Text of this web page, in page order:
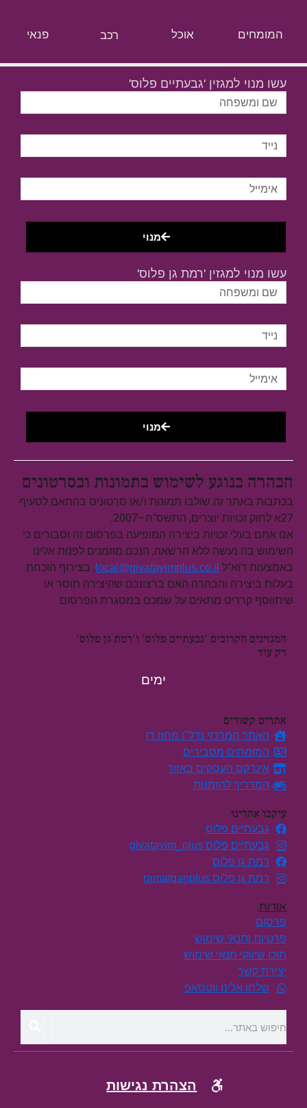
המומחים אוכל רכב פנאי
עשו מנוי למגזין 'גבעתיים פלוס'
מנוי
עשו מנוי למגזין 'רמת גן פלוס'
מנוי
הבהרה בנוגע לשימוש בתמונות ובסרטונים
בכתבות באתר זה שולבו תמונות ו/או סרטונים בהתאם לסעיף
27א לחוק זכויות יוצרים, התשס"ח–2007.
אם אתם בעלי זכויות ביצירה המופיעה בפרסום זה וסבורים כי
השימוש בה נעשה ללא הרשאה, הנכם מוזמנים לפנות אלינו
באמצעות דוא"ל local@givatayimplus.co.il , בצירוף הוכחת
בעלות ביצירה והבהרה האם ברצונכם שהיצירה תוסר או
שיתווסף קרדיט מתאים על שמכם במסגרת הפרסום
המגזינים הקרובים 'גבעתיים פלוס' ו'רמת גן פלוס'
רק עוד
ימים
אתרים קשורים
האתר המרכזי נדל"ן מחוז דן
המומחים מסבירים
אינדקס העסקים באזור
המדריך להזמנות
עיקבו אחרינו
גבעתיים פלוס
גבעתיים פלוס givatayim_plus
רמת גן פלוס
רמת גן פלוס ramatganplus
אודות
פרסום
פרטיות ותנאי שימוש
תוכן שיווקי תנאי שימוש
יצירת קשר
שלחו אלינו ווטסאפ
הצהרת נגישות